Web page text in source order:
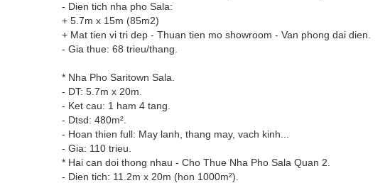
- Dien tich nha pho Sala:
+ 5.7m x 15m (85m2)
+ Mat tien vi tri dep - Thuan tien mo showroom - Van phong dai dien.
- Gia thue: 68 trieu/thang.
* Nha Pho Saritown Sala.
- DT: 5.7m x 20m.
- Ket cau: 1 ham 4 tang.
- Dtsd: 480m².
- Hoan thien full: May lanh, thang may, vach kinh...
- Gia: 110 trieu.
* Hai can doi thong nhau - Cho Thue Nha Pho Sala Quan 2.
- Dien tich: 11.2m x 20m (hon 1000m²).